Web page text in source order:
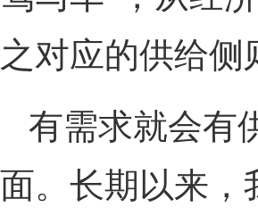
之对应的供给
有需求就会有
面。长期以来，